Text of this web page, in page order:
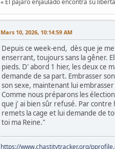
Mars 10, 2026, 10:14:59 AM
Depuis ce week-end, dès que je
enserrant, toujours sans la gêner.
pieds. D' abord 1 hier, les deux ce
demande de sa part. Embrasser
son sexe, maintenant lui
Comme nous préparons les
que j' ai bien sûr refusé. Par
remets la cage et lui demande de
toi ma Reine."
https://www.chastitytracker.org/